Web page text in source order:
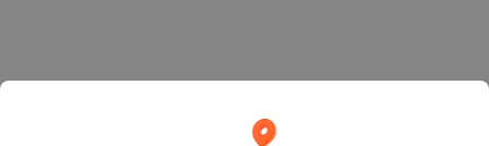
Bogotá D.C. --- notificacionesrappi@rappi.com